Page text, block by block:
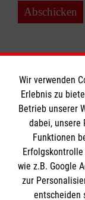
Abschicken
Impressum
Datenschutz
Die
Wir verwenden
Erlebnis zu
Betrieb unserer
dabei, unsere
Funktionen
wie z.B. Google
zur
entscheiden